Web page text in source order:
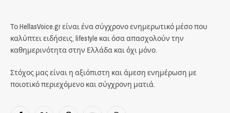
Το HellasVoice.gr είναι ένα σύγχρονο ενημερωτικό μέσο που
καλύπτει ειδήσεις, lifestyle και όσα απασχολούν την
καθημερινότητα στην Ελλάδα και όχι μόνο.
Στόχος μας είναι η αξιόπιστη και άμεση ενημέρωση με
ποιοτικό περιεχόμενο και σύγχρονη ματιά.